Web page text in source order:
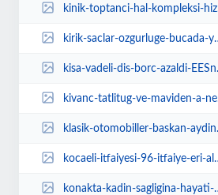
kinik-toptanci-hal-kompleksi-hizla-devam-ediyor-Kvq8q6wi.jpg
kirik-saclar-ozgurluge-bucada-yurudu-UlpPAatn.jpg
kisa-vadeli-dis-borc-azaldi-EESn527Q.webp
kivanc-tatlitug-ve-maviden-a-new-edition-of-you-yayinda-Ary52G5B.jpg
klasik-otomobiller-baskan-aydinin-startiyla-yola-cikti-WvdX46h4.jpg
kocaeli-itfaiyesi-96-itfaiye-eri-alacak-27ZU3FaD.jpg
konakta-kadin-sagligina-hayati-destek-73hVqD5r.jpg